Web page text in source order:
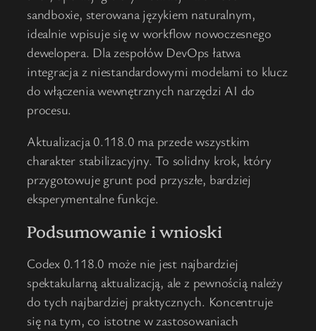
sandboxie, sterowana językiem naturalnym,
idealnie wpisuje się w workflow nowoczesnego
dewelopera. Dla zespołów DevOps łatwa
integracja z niestandardowymi modelami to klucz
do włączenia wewnętrznych narzędzi AI do
procesu.
Aktualizacja 0.118.0 ma przede wszystkim
charakter stabilizacyjny. To solidny krok, który
przygotowuje grunt pod przyszłe, bardziej
eksperymentalne funkcje.
Podsumowanie i wnioski
Codex 0.118.0 może nie jest najbardziej
spektakularną aktualizacją, ale z pewnością należy
do tych najbardziej praktycznych. Koncentruje
się na tym, co istotne w zastosowaniach